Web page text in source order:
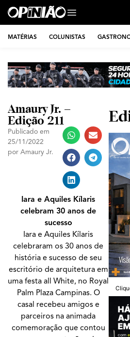
MATÉRIAS COLUNISTAS
Amaury Jr. –
Edição 211
Publicado em
25/11/2022
por Amaury Jr.
Iara e Aquiles Kílaris
celebram 30 anos de
sucesso
Iara e Aquiles Kílaris
celebraram os 30 anos de
história e sucesso de seu
escritório de arquitetura em
uma festa all White, no Royal
Palm Plaza Campinas. O
casal recebeu amigos e
parceiros na animada
comemoração que contou